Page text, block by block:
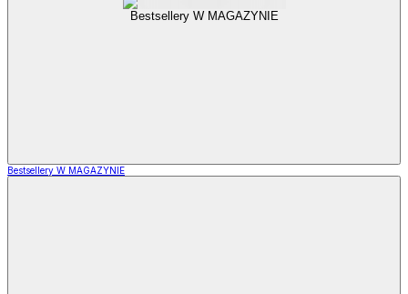
Bestsellery W MAGAZYNIE
Bestsellery W MAGAZYNIE